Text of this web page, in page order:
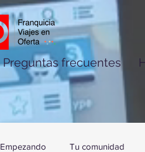
Preguntas frecuentes
Empezando Tu comunidad